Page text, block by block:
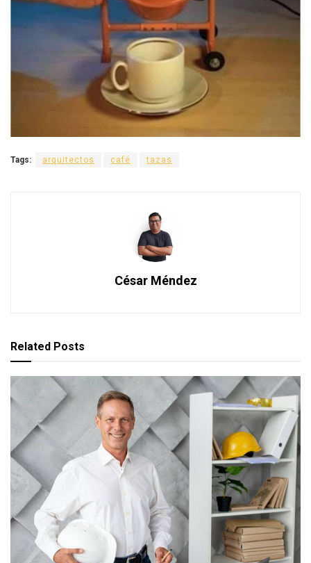
Tags: arquitectos café tazas
César Méndez
Related Posts